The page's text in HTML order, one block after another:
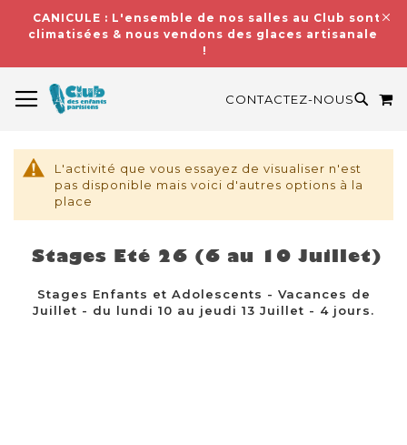
CANICULE : L'ensemble de nos salles au Club sont
climatisées & nous vendons des glaces artisanales
!
CONTACTEZ-NOUS
L'activité que vous essayez de visualiser n'est
pas disponible mais voici d'autres options à la
place
Stages Eté 26 (6 au 10 Juillet)
Stages Enfants et Adolescents - Vacances de
Juillet - du lundi 10 au jeudi 13 Juillet - 4 jours.